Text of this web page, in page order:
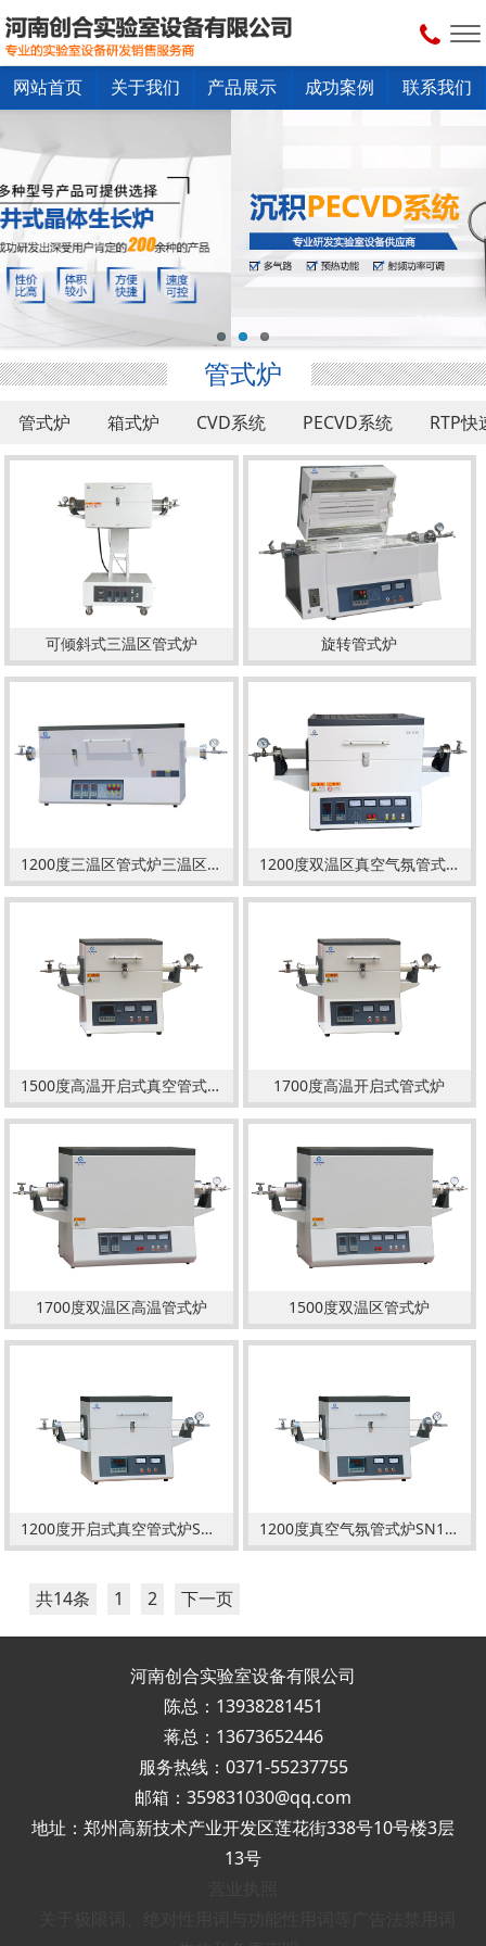
网站首页 关于我们 产品展示 成功案例 联系我们
管式炉
管式炉 箱式炉 CVD系统 PECVD系统
RTP快
真空干燥箱
配套设备
可倾斜式三温区管式炉 旋转管式炉
1200度三温区管式炉三温区气氛管式炉 1200度双温区真空气氛管式炉
1500度高温开启式真空管式炉 1700度高温开启式管式炉
1700度双温区高温管式炉 1500度双温区管式炉
1200度开启式真空管式炉SN1200-GSL80 1200度真空气氛管式炉SN1200-GSL100
共14条 1 2 下一页
河南创合实验室设备有限公司
陈总：13938281451
蒋总：13673652446
服务热线：0371-55237755
邮箱：359831030@qq.com
地址：郑州高新技术产业开发区莲花街338号10号楼3层
13号